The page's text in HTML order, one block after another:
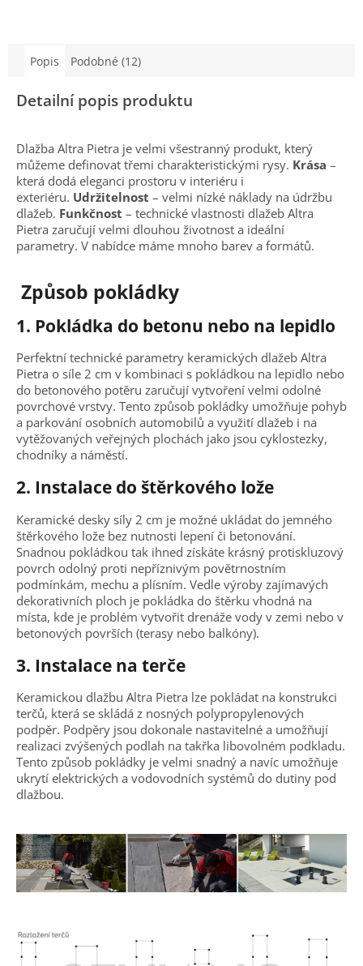
Popis Podobné (12)
Detailní popis produktu
Dlažba Altra Pietra je velmi všestranný produkt, který
můžeme definovat třemi charakteristickými rysy. Krása –
která dodá eleganci prostoru v interiéru i
exteriéru. Udržitelnost – velmi nízké náklady na údržbu
dlažeb. Funkčnost – technické vlastnosti dlažeb Altra
Pietra zaručují velmi dlouhou životnost a ideální
parametry. V nabídce máme mnoho barev a formátů.
Způsob pokládky
1. Pokládka do betonu nebo na lepidlo
Perfektní technické parametry keramických dlažeb Altra
Pietra o síle 2 cm v kombinaci s pokládkou na lepidlo nebo
do betonového potěru zaručují vytvoření velmi odolné
povrchové vrstvy. Tento způsob pokládky umožňuje pohyb
a parkování osobních automobilů a využití dlažeb i na
vytěžovaných veřejných plochách jako jsou cyklostezky,
chodníky a náměstí.
2. Instalace do štěrkového lože
Keramické desky síly 2 cm je možné ukládat do jemného
štěrkového lože bez nutnosti lepení či betonování.
Snadnou pokládkou tak ihned získáte krásný protiskluzový
povrch odolný proti nepříznivým povětrnostním
podmínkám, mechu a plísním. Vedle výroby zajímavých
dekorativních ploch je pokládka do štěrku vhodná na
místa, kde je problém vytvořit drenáže vody v zemi nebo v
betonových površích (terasy nebo balkóny).
3. Instalace na terče
Keramickou dlažbu Altra Pietra lze pokládat na konstrukci
terčů, která se skládá z nosných polypropylenových
podpěr. Podpěry jsou dokonale nastavitelné a umožňují
realizaci zvýšených podlah na takřka libovolném podkladu.
Tento způsob pokládky je velmi snadný a navíc umožňuje
ukrytí elektrických a vodovodních systémů do dutiny pod
dlažbou.